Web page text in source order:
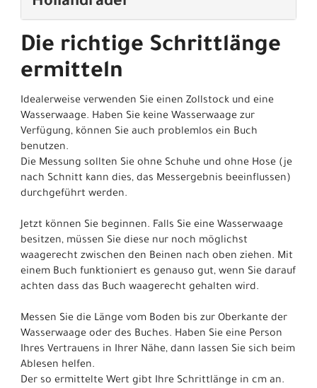
Die richtige Schrittlänge
ermitteln
Idealerweise verwenden Sie einen Zollstock und eine
Wasserwaage. Haben Sie keine Wasserwaage zur
Verfügung, können Sie auch problemlos ein Buch
benutzen.
Die Messung sollten Sie ohne Schuhe und ohne Hose (je
nach Schnitt kann dies, das Messergebnis beeinflussen)
durchgeführt werden.
Jetzt können Sie beginnen. Falls Sie eine Wasserwaage
besitzen, müssen Sie diese nur noch möglichst
waagerecht zwischen den Beinen nach oben ziehen. Mit
einem Buch funktioniert es genauso gut, wenn Sie darauf
achten dass das Buch waagerecht gehalten wird.
Messen Sie die Länge vom Boden bis zur Oberkante der
Wasserwaage oder des Buches. Haben Sie eine Person
Ihres Vertrauens in Ihrer Nähe, dann lassen Sie sich beim
Ablesen helfen.
Der so ermittelte Wert gibt Ihre Schrittlänge in cm an.